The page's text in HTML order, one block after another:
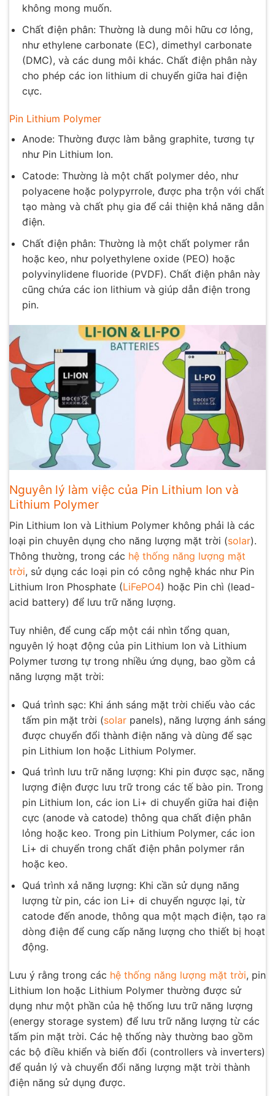
không mong muốn.
Chất điện phân: Thường là dung môi hữu cơ lỏng,
như ethylene carbonate (EC), dimethyl carbonate
(DMC), và các dung môi khác. Chất điện phân này
cho phép các ion lithium di chuyển giữa hai điện
cực.
Pin Lithium Polymer
Anode: Thường được làm bằng graphite, tương tự
như Pin Lithium Ion.
Catode: Thường là một chất polymer dẻo, như
polyacene hoặc polypyrrole, được pha trộn với chất
tạo màng và chất phụ gia để cải thiện khả năng dẫn
điện.
Chất điện phân: Thường là một chất polymer rắn
hoặc keo, như polyethylene oxide (PEO) hoặc
polyvinylidene fluoride (PVDF). Chất điện phân này
cũng chứa các ion lithium và giúp dẫn điện trong
pin.
Nguyên lý làm việc của Pin Lithium Ion và
Lithium Polymer
Pin Lithium Ion và Lithium Polymer không phải là các
loại pin chuyên dụng cho năng lượng mặt trời (solar).
Thông thường, trong các hệ thống năng lượng mặt
trời, sử dụng các loại pin có công nghệ khác như Pin
Lithium Iron Phosphate (LiFePO4) hoặc Pin chì (lead-
acid battery) để lưu trữ năng lượng.
Tuy nhiên, để cung cấp một cái nhìn tổng quan,
nguyên lý hoạt động của pin Lithium Ion và Lithium
Polymer tương tự trong nhiều ứng dụng, bao gồm cả
năng lượng mặt trời:
Quá trình sạc: Khi ánh sáng mặt trời chiếu vào các
tấm pin mặt trời (solarpanels), năng lượng ánh sáng
được chuyển đổi thành điện năng và dùng để sạc
pin Lithium Ion hoặc Lithium Polymer.
Quá trình lưu trữ năng lượng: Khi pin được sạc, năng
lượng điện được lưu trữ trong các tế bào pin. Trong
pin Lithium Ion, các ion Li+ di chuyển giữa hai điện
cực (anode và catode) thông qua chất điện phân
lỏng hoặc keo. Trong pin Lithium Polymer, các ion
Li+ di chuyển trong chất điện phân polymer rắn
hoặc keo.
Quá trình xả năng lượng: Khi cần sử dụng năng
lượng từ pin, các ion Li+ di chuyển ngược lại, từ
catode đến anode, thông qua một mạch điện, tạo ra
dòng điện để cung cấp năng lượng cho thiết bị hoạt
động.
Lưu ý rằng trong các hệ thống năng lượng mặt trời, pin
Lithium Ion hoặc Lithium Polymer thường được sử
dụng như một phần của hệ thống lưu trữ năng lượng
(energy storage system) để lưu trữ năng lượng từ các
tấm pin mặt trời. Các hệ thống này thường bao gồm
các bộ điều khiển và biến đổi (controllers và inverters)
để quản lý và chuyển đổi năng lượng mặt trời thành
điện năng sử dụng được.